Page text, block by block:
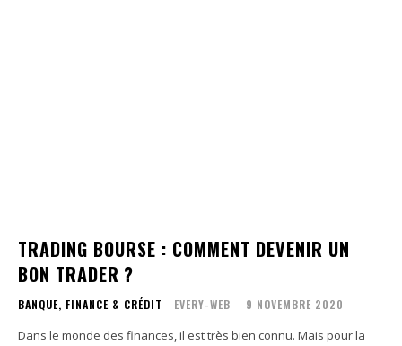
TRADING BOURSE : COMMENT DEVENIR UN
BON TRADER ?
BANQUE, FINANCE & CRÉDIT EVERY-WEB - 9 NOVEMBRE 2020
Dans le monde des finances, il est très bien connu. Mais pour la